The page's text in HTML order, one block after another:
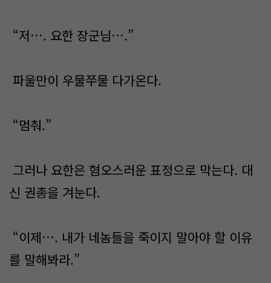
“저…. 요한 장군님….”
파울만이 우물쭈물 다가온다.
“멈춰.”
그러나 요한은 혐오스러운 표정으로 막는다. 대
신 권총을 겨눈다.
“이제…. 내가 네놈들을 죽이지 말아야 할 이유
를 말해봐라.”